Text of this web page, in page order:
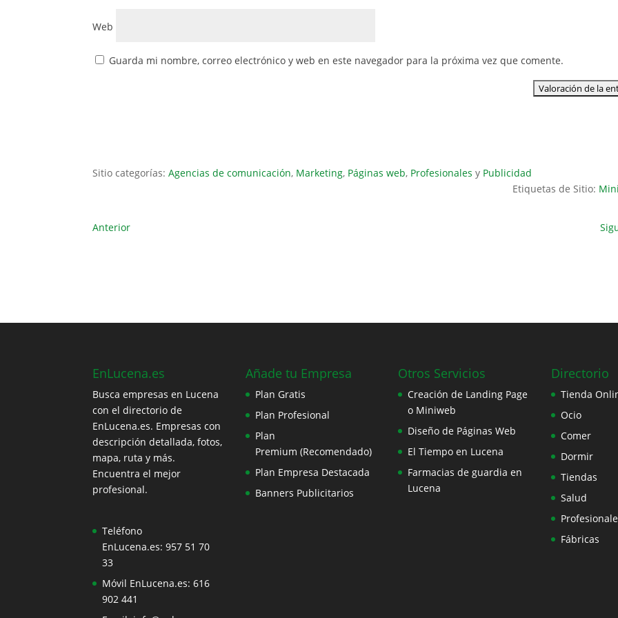
Web
Guarda mi nombre, correo electrónico y web en este navegador para la próxima vez que comente.
Sitio categorías:Agencias de comunicación, Marketing, Páginas web, Profesionales y Publicidad
Etiquetas de Sitio:
Anterior
EnLucena.es
Busca empresas en Lucena
con el directorio de
EnLucena.es. Empresas con
descripción detallada, fotos,
mapa, ruta y más.
Encuentra el mejor
profesional.
Teléfono
EnLucena.es: 957 51 70
33
Móvil EnLucena.es:616
902 441
Añade tu Empresa
Plan Gratis
Plan Profesional
Plan
Premium (Recomendado)
Plan Empresa Destacada
Banners Publicitarios
Otros Servicios
Creación de Landing Page
o Miniweb
Diseño de Páginas Web
El Tiempo en Lucena
Farmacias de guardia en
Lucena
Directorio
Tienda
Ocio
Comer
Dormir
Tiendas
Salud
Fábricas